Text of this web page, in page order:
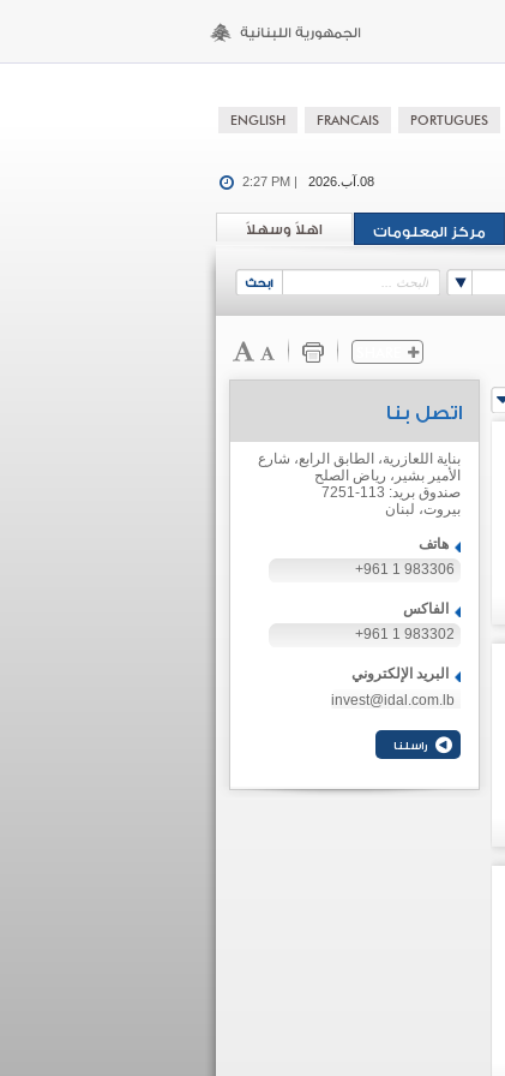
08.آب.2026 2:27 PM |
اهلاً وسهلاً مركز المعلومات
اتصل بنا
بناية اللعازرية، الطابق الرابع، شارع
الأمير بشير، رياض الصلح
صندوق بريد: 113-7251
بيروت، لبنان
هاتف
+961 1 983306
الفاكس
+961 1 983302
البريد الإلكتروني
invest@idal.com.lb